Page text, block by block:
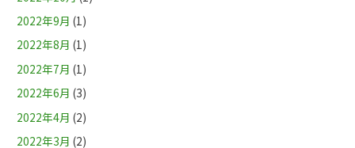
2022年9月 (1)
2022年8月 (1)
2022年7月 (1)
2022年6月 (3)
2022年4月 (2)
2022年3月 (2)